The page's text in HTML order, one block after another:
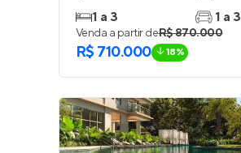
1 a 3
1 a 3
Venda a partir deR$ 870.000
R$ 710.000 18%